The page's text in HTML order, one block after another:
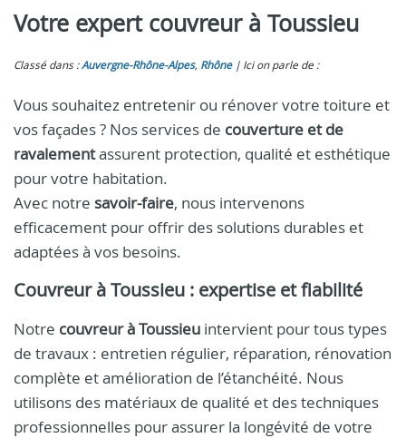
Votre expert couvreur à Toussieu
Classé dans :Auvergne-Rhône-Alpes, Rhône Ici on parle de :
Vous souhaitez entretenir ou rénover votre toiture et
vos façades ? Nos services de couverture et de
ravalementassurent protection, qualité et esthétique
pour votre habitation.
Avec notre savoir-faire, nous intervenons
efficacement pour offrir des solutions durables et
adaptées à vos besoins.
Couvreur à Toussieu : expertise et fiabilité
Notre couvreur à Toussieu intervient pour tous types
de travaux : entretien régulier, réparation, rénovation
complète et amélioration de l’étanchéité. Nous
utilisons des matériaux de qualité et des techniques
professionnelles pour assurer la longévité de votre